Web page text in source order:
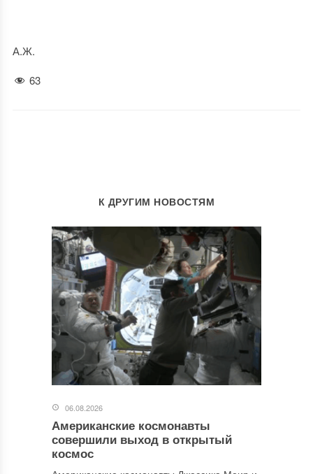
А.Ж.
63
К ДРУГИМ НОВОСТЯМ
06.08.2026
Американские космонавты
совершили выход в открытый
космос